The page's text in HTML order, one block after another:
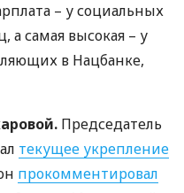
– у социальных
а самая высокая – у
в Нацбанке,
Председатель
текущее укрепление
прокомментировал